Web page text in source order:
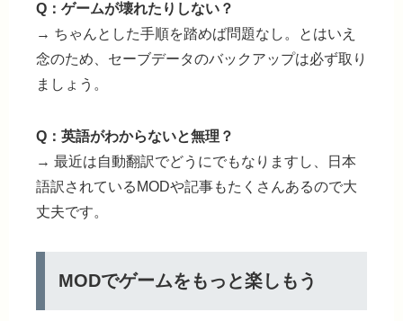
Q：ゲームが壊れたりしない？
→ ちゃんとした手順を踏めば問題なし。とはいえ
念のため、セーブデータのバックアップは必ず取り
ましょう。
Q：英語がわからないと無理？
→ 最近は自動翻訳でどうにでもなりますし、日本
語訳されているMODや記事もたくさんあるので大
丈夫です。
MODでゲームをもっと楽しもう